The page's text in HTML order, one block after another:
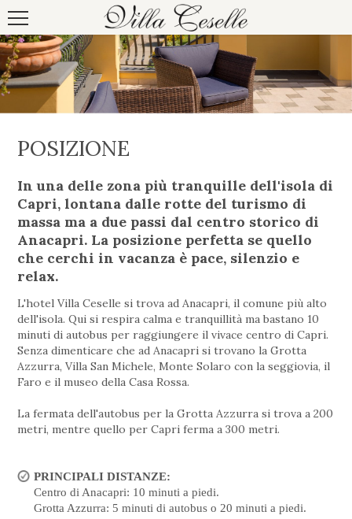
POSIZIONE
In una delle zona più tranquille dell'isola di
Capri, lontana dalle rotte del turismo di
massa ma a due passi dal centro storico di
Anacapri. La posizione perfetta se quello
che cerchi in vacanza è pace, silenzio e
relax.
L'hotel Villa Ceselle si trova ad Anacapri, il comune più alto
dell'isola. Qui si respira calma e tranquillità ma bastano 10
minuti di autobus per raggiungere il vivace centro di Capri.
Senza dimenticare che ad Anacapri si trovano la Grotta
Azzurra, Villa San Michele, Monte Solaro con la seggiovia, il
Faro e il museo della Casa Rossa.
La fermata dell'autobus per la Grotta Azzurra si trova a 200
metri, mentre quello per Capri ferma a 300 metri.
PRINCIPALI DISTANZE:
Centro di Anacapri: 10 minuti a piedi.
Grotta Azzurra: 5 minuti di autobus o 20 minuti a piedi.